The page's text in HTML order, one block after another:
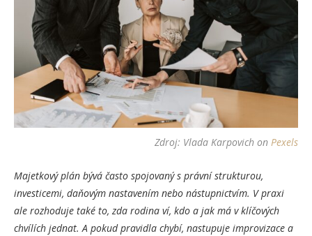
Zdroj: Vlada Karpovich on Pexels
Majetkový plán bývá často spojovaný s právní strukturou,
investicemi, daňovým nastavením nebo nástupnictvím. V praxi
ale rozhoduje také to, zda rodina ví, kdo a jak má v klíčových
chvílích jednat. A pokud pravidla chybí, nastupuje improvizace a